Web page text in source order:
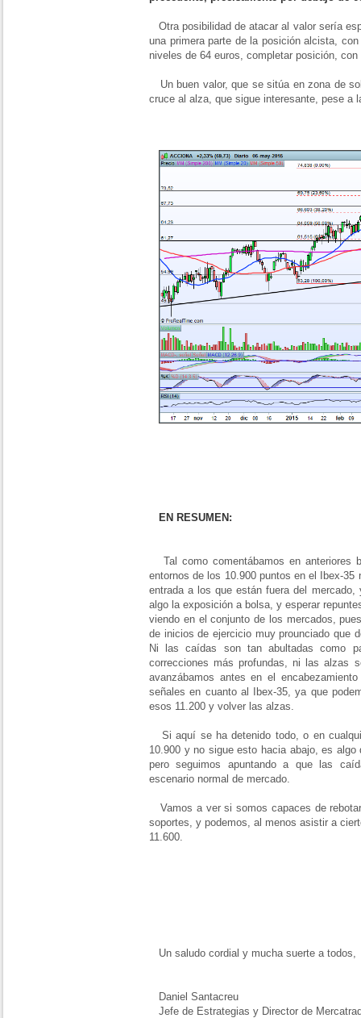
Otra posibilidad de atacar al valor sería
una primera parte de la posición alcista,
niveles de 64 euros, completar posición,
Un buen valor, que se sitúa en zona de
cruce al alza, que sigue interesante, pese a
EN RESUMEN:
Tal como comentábamos en anteriores
entornos de los 10.900 puntos en el Ibex-35
entrada a los que están fuera del
algo la exposición a bolsa, y esperar
viendo en el conjunto de los mercados,
de inicios de ejercicio muy prounciado que
Ni las caídas son tan abultadas como
correcciones más profundas, ni las alzas
avanzábamos antes en el
señales en cuanto al Ibex-35, ya que
esos 11.200 y volver las alzas.
Si aquí se ha detenido todo, o en
10.900 y no sigue esto hacia abajo, es
pero seguimos apuntando a que las
escenario normal de mercado.
Vamos a ver si somos capaces de
soportes, y podemos, al menos asistir a
11.600.
Un saludo cordial y mucha suerte a todos,
Daniel Santacreu
Jefe de Estrategias y Director de